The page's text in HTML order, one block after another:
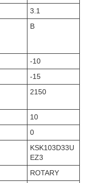
3.1
B
-10
-15
2150
10
0
KSK103D33U
EZ3
ROTARY